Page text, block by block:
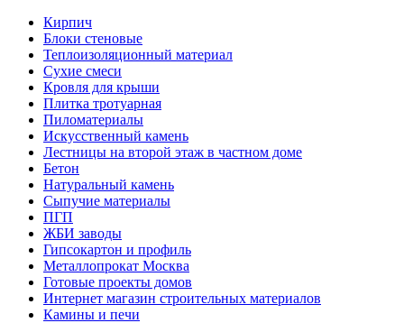
Кирпич
Блоки стеновые
Теплоизоляционный материал
Сухие смеси
Кровля для крыши
Плитка тротуарная
Пиломатериалы
Искусственный камень
Лестницы на второй этаж в частном доме
Бетон
Натуральный камень
Сыпучие материалы
ПГП
ЖБИ заводы
Гипсокартон и профиль
Металлопрокат Москва
Готовые проекты домов
Интернет магазин строительных материалов
Камины и печи